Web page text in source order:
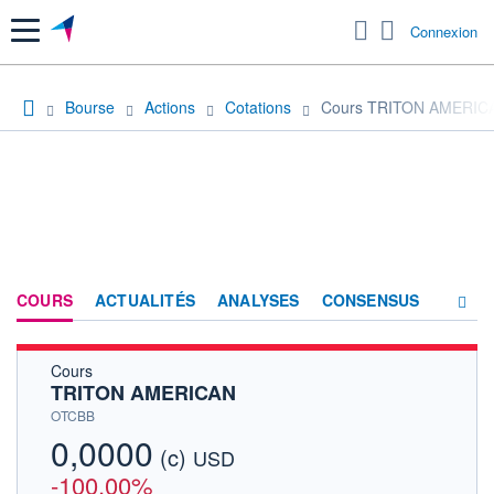
Menu Connexion
Bourse Actions Cotations Cours TRITON
COURS ACTUALITÉS ANALYSES CONSENSUS
Cours
TRITON AMERICAN
OTCBB
0,0000 (c) USD
-100,00%